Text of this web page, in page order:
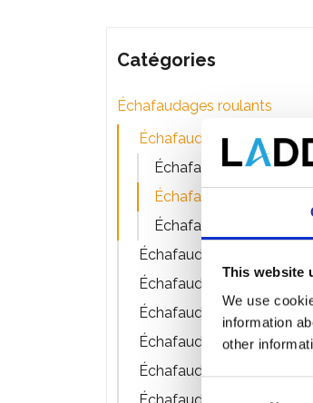
This website
We use
information
other
Catégories
Échafaudages roulants
Échafaudage roulant 75 cm de largeur
Échafaudage 75 x 190
Échafaudage 75 x 250
Échafaudage 75 x 305
Échafaudage bricolage
Échafaudage Alumexx
Échafaudage tour escalier